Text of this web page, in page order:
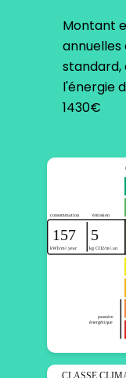
Montant
annuelles
standard,
l'énergie
1430€